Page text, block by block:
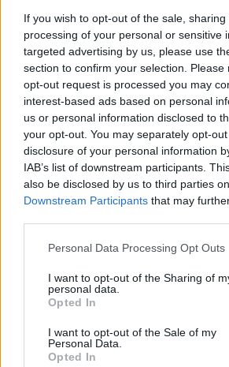
If you wish to opt-out of the sale,
processing of your personal or sensitive
targeted advertising by us, please use
section to confirm your selection.
opt-out request is processed you may
interest-based ads based on personal
us or personal information disclosed to
your opt-out. You may separately opt-
disclosure of your personal information
IAB’s list of downstream participants.
also be disclosed by us to third parties
Downstream Participants that may
Personal Data Processing Opt Outs
I want to opt-out of the Sharing of
personal data.
Opted In
I want to opt-out of the Sale of my
Personal Data.
Opted In
Επαγγελματισμό, Ομαδικό πνεύμα &
Ταχύτητα & συνέπεια στην εργασία
Παροχές
Μισθός αναλόγως προσόντων
Θέσεις εργασίας